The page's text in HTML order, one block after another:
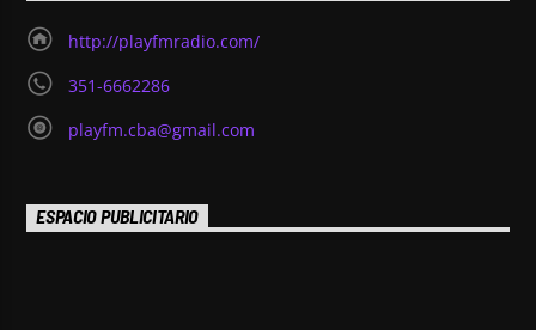
http://playfmradio.com/
351-6662286
playfm.cba@gmail.com
ESPACIO PUBLICITARIO